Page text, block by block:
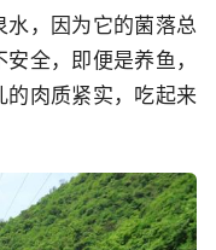
，因为它的菌落总
全，即便是养鱼，
肉质紧实，吃起来